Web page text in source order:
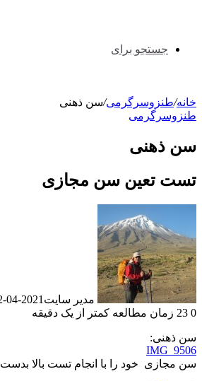
جستجو برای
خانه/طنزوسرگرمی/سن ذهنی
طنزوسرگرمی
سن ذهنی
تست تعین سن مجازی
مدیر سایت 2021-04-02
0
زمان مطالعه کمتر از یک دقیقه
سن ذهنی:
IMG_9506
سن مجازی خود را با انجام تست بالا بدست